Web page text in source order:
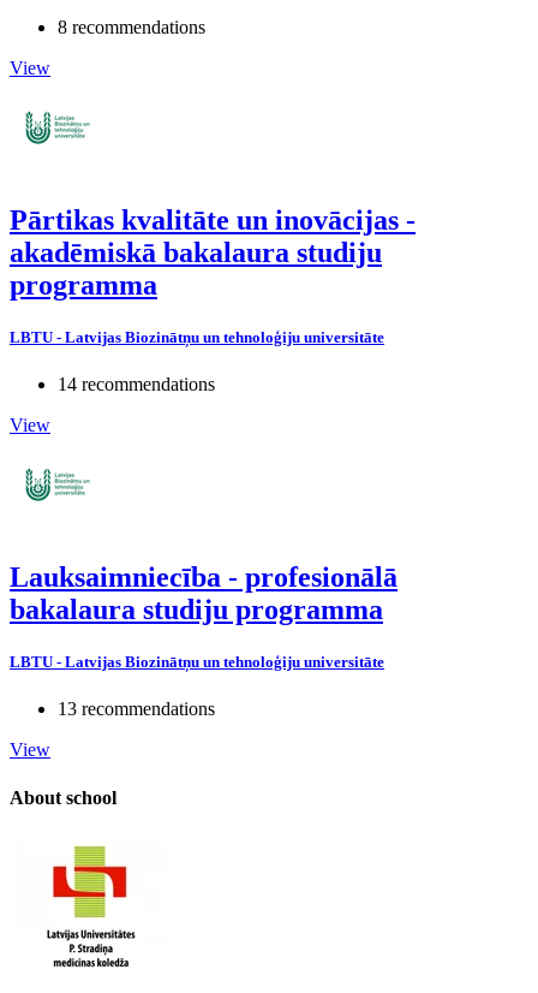
8 recommendations
View
Pārtikas kvalitāte un inovācijas -
akadēmiskā bakalaura studiju
programma
LBTU - Latvijas Biozinātņu un tehnoloģiju universitāte
14 recommendations
View
Lauksaimniecība - profesionālā
bakalaura studiju programma
LBTU - Latvijas Biozinātņu un tehnoloģiju universitāte
13 recommendations
View
About school